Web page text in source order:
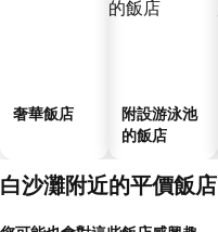
奢華飯店
附設游泳池
的飯店
白沙灘附近的平價飯店